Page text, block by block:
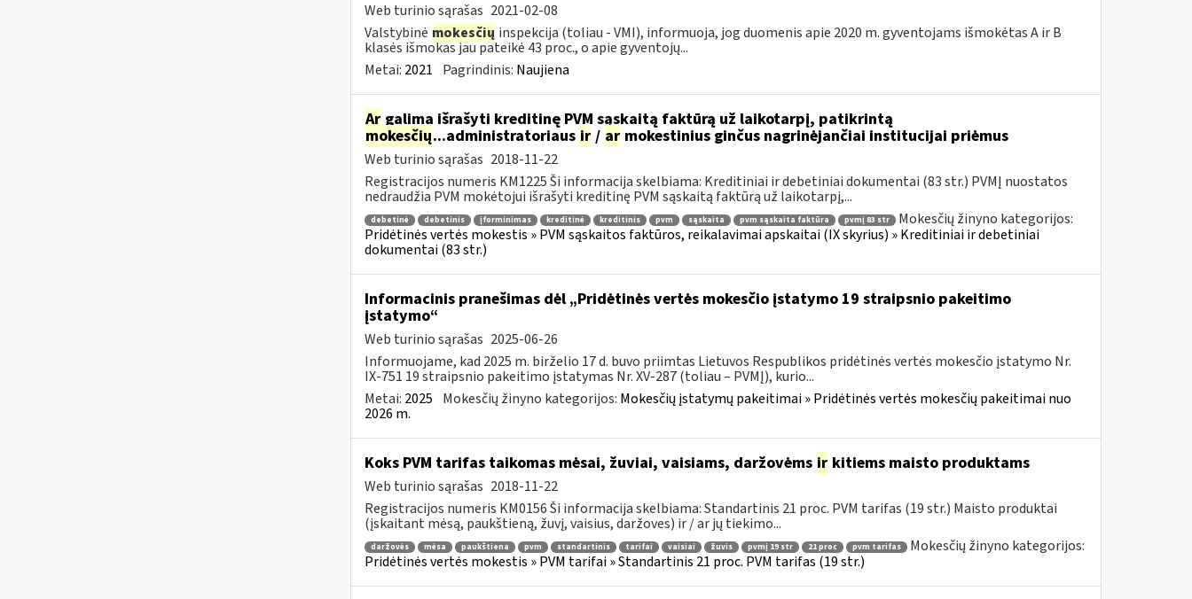
Web turinio sąrašas 2021-02-08
Valstybinė mokesčių inspekcija (toliau - VMI), informuoja, jog duomenis apie 2020 m. gyventojams išmokėtas A ir B
klasės išmokas jau pateikė 43 proc., o apie gyventojų...
Metai: 2021 Pagrindinis: Naujiena
Argalima išrašyti kreditinę PVM sąskaitą faktūrą už laikotarpį, patikrintą
mokesčių...administratoriaus ir/ armokestinius ginčus nagrinėjančiai institucijai priėmus
Web turinio sąrašas 2018-11-22
Registracijos numeris KM1225 Ši informacija skelbiama: Kreditiniai ir debetiniai dokumentai (83 str.) PVMĮ nuostatos
nedraudžia PVM mokėtojui išrašyti kreditinę PVM sąskaitą faktūrą už laikotarpį,...
debetinė debetinis įforminimas kreditinė kreditinis pvm sąskaita pvm sąskaita faktūra pvmį 83 str
Mokesčių žinyno kategorijos:
Pridėtinės vertės mokestis » PVM sąskaitos faktūros, reikalavimai apskaitai (IX skyrius) » Kreditiniai ir debetiniai
dokumentai (83 str.)
Informacinis pranešimas dėl „Pridėtinės vertės mokesčio įstatymo 19 straipsnio pakeitimo
įstatymo“
Web turinio sąrašas 2025-06-26
Informuojame, kad 2025 m. birželio 17 d. buvo priimtas Lietuvos Respublikos pridėtinės vertės mokesčio įstatymo Nr.
IX-751 19 straipsnio pakeitimo įstatymas Nr. XV-287 (toliau – PVMĮ), kurio...
Metai: 2025 Mokesčių žinyno kategorijos: Mokesčių įstatymų pakeitimai » Pridėtinės vertės mokesčių pakeitimai nuo
2026 m.
Koks PVM tarifas taikomas mėsai, žuviai, vaisiams, daržovėms irkitiems maisto produktams
Web turinio sąrašas 2018-11-22
Registracijos numeris KM0156 Ši informacija skelbiama: Standartinis 21 proc. PVM tarifas (19 str.) Maisto produktai
(įskaitant mėsą, paukštieną, žuvį, vaisius, daržoves) ir / ar jų tiekimo...
daržovės mėsa paukštiena pvm standartinis tarifai vaisiai žuvis pvmį 19 str 21 proc pvm tarifas
Mokesčių žinyno kategorijos:
Pridėtinės vertės mokestis » PVM tarifai » Standartinis 21 proc. PVM tarifas (19 str.)